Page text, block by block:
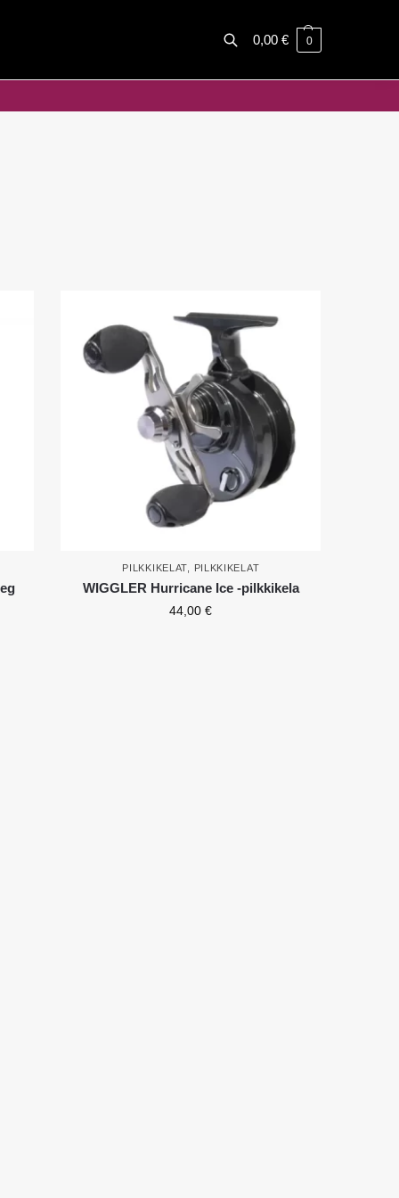
0,00 € 0
PILKKIKELAT PILKKIKELAT
WIGGLER Hurricane Ice -pilkkikela
44,00€